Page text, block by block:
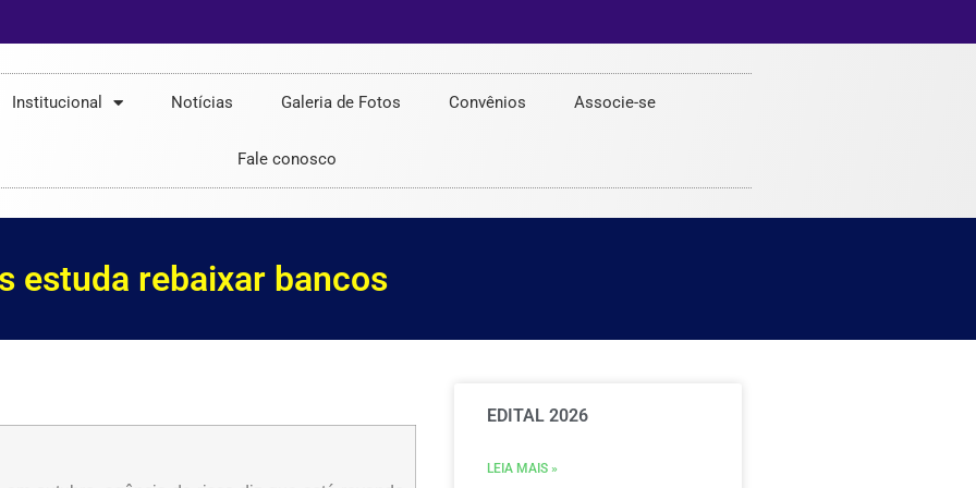
Institucional Notícias Galeria de Fotos Convênios Associe-se
Fale conosco
estuda rebaixar bancos
EDITAL 2026
LEIA MAIS »